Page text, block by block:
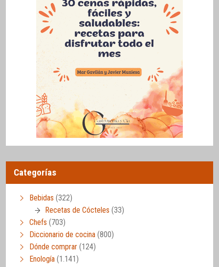
Categorías
Bebidas (322)
Recetas de Cócteles (33)
Chefs (703)
Diccionario de cocina (800)
Dónde comprar (124)
Enología (1.141)